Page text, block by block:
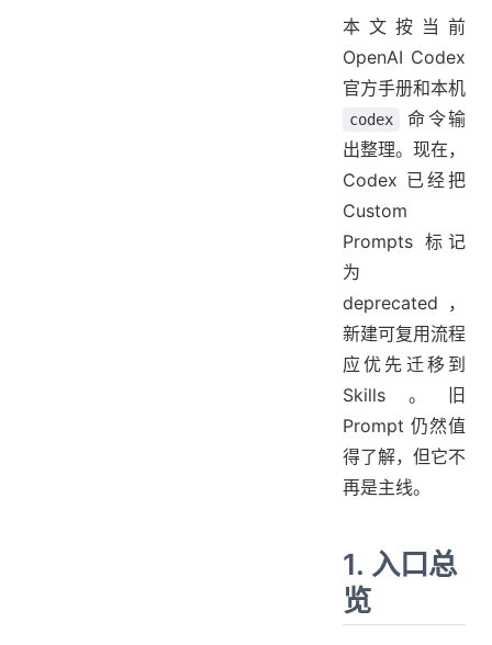
本文按当前
OpenAI Codex
官方手册和本机
codex
命令输
出整理。现在，
Codex 已经把
Custom
Prompts 标记
为
deprecated，
新建可复用流程
应优先迁移到
Skills。旧
Prompt 仍然值
得了解，但它不
再是主线。
1. 入口总
览